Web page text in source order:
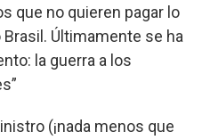
que no quieren pagar lo
Últimamente se ha
la guerra a los
(¡nada menos que